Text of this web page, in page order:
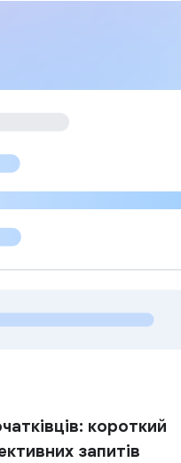
короткий
запитів